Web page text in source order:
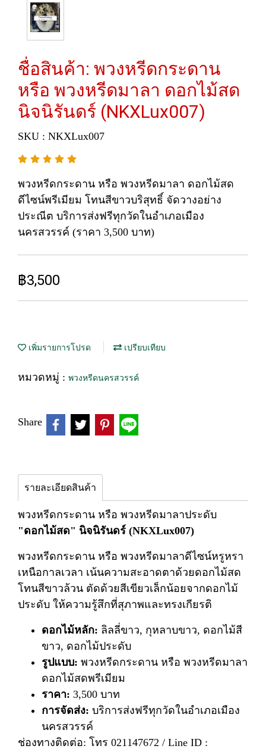
ชื่อสินค้า: พวงหรีดกระดาน
หรือ พวงหรีดมาลา ดอกไม้สด
นิจนิรันดร์ (NKXLux007)
SKU : NKXLux007
พวงหรีดกระดาน หรือ พวงหรีดมาลา ดอกไม้สด
ดีไซน์พรีเมียม โทนสีขาวบริสุทธิ์ จัดวางอย่าง
ประณีต บริการส่งฟรีทุกวัดในอำเภอเมือง
นครสวรรค์ (ราคา 3,500 บาท)
฿3,500
เพิ่มรายการโปรด เปรียบเทียบ
หมวดหมู่ : พวงหรีดนครสวรรค์
Share
รายละเอียดสินค้า
พวงหรีดกระดาน หรือ พวงหรีดมาลาประดับ
"ดอกไม้สด" นิจนิรันดร์ (NKXLux007)
พวงหรีดกระดาน หรือ พวงหรีดมาลาดีไซน์หรูหรา
เหนือกาลเวลา เน้นความสะอาดตาด้วยดอกไม้สด
โทนสีขาวล้วน ตัดด้วยสีเขียวเล็กน้อยจากดอกไม้
ประดับ ให้ความรู้สึกที่สุภาพและทรงเกียรติ
ดอกไม้หลัก: ลิลลี่ขาว, กุหลาบขาว, ดอกไม้สี
ขาว, ดอกไม้ประดับ
รูปแบบ: พวงหรีดกระดาน หรือ พวงหรีดมาลา
ดอกไม้สดพรีเมียม
ราคา: 3,500 บาท
การจัดส่ง: บริการส่งฟรีทุกวัดในอำเภอเมือง
นครสวรรค์
ช่องทางติดต่อ: โทร 021147672 / Line ID :